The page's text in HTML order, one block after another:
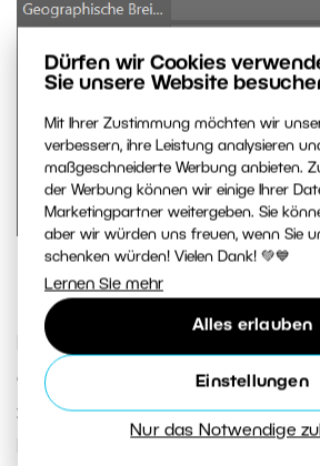
Dürfen wir Cookies
Sie unsere Website
Mit Ihrer Zustimmung möchten wir
verbessern, ihre Leistung analysieren
maßgeschneiderte Werbung anbieten.
der Werbung können wir einige Ihrer
Marketingpartner weitergeben. Sie
aber wir würden uns freuen, wenn Sie
schenken würden! Vielen Dank! 💚💙
Lernen Sie mehr
Alles erlauben
Einstellungen
Nur das Notwendige
Es wird eine Karte mit Ihrer
eine Tabelle, mit der Sie Ihren
zuweisen können, die direkt in die